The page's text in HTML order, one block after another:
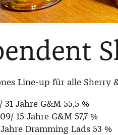
Line-up für alle Sherry
31 Jahre G&M 55,5 %
15 Jahre G&M 57,7 %
Dramming Lads 53 %